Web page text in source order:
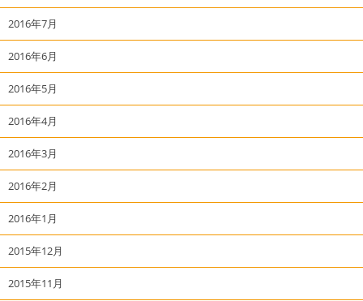
2016年7月
2016年6月
2016年5月
2016年4月
2016年3月
2016年2月
2016年1月
2015年12月
2015年11月